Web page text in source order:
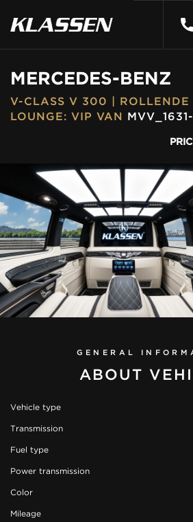
MERCEDES-BENZ
V-CLASS V 300 | ROLLENDE
LOUNGE: VIP VAN MVV_1631-
GENERAL
ABOUT
Vehicle type
Transmission
Fuel type
Power transmission
Color
Mileage
VEHICLES
ABOUT US
CONTACT